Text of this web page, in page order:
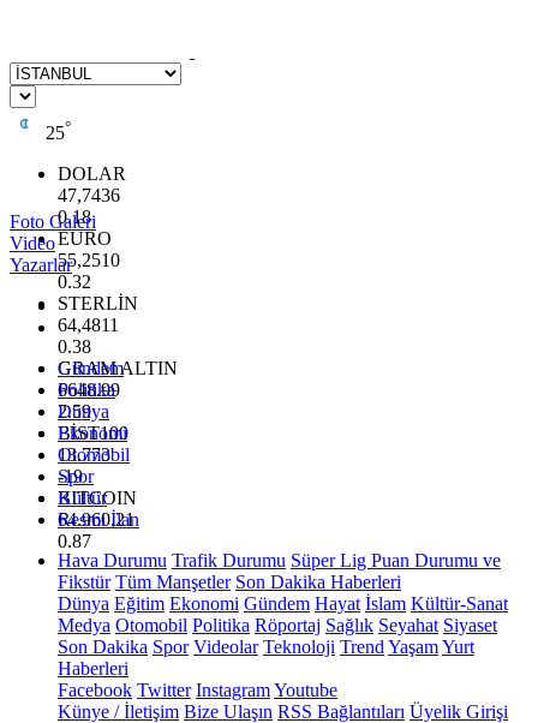
25°
DOLAR
47,7436
0.18
EURO
55,2510
0.32
STERLİN
64,4811
0.38
GRAM ALTIN
6648.99
2.59
BİST100
13.773
-19
BITCOIN
64.960,21
0.87
Foto Galeri
Video
Yazarlar
Gündem
Politika
Dünya
Ekonomi
Otomobil
Spor
Kültür
Resmi İlan
Hava Durumu Trafik Durumu Süper Lig Puan Durumu ve
Fikstür Tüm Manşetler Son Dakika Haberleri
Dünya Eğitim Ekonomi Gündem Hayat İslam Kültür-Sanat
Medya Otomobil Politika Röportaj Sağlık Seyahat Siyaset
Son Dakika Spor Videolar Teknoloji Trend YaşamYurt
Haberleri
Facebook Twitter InstagramYoutube
Künye / İletişim Bize Ulaşın RSS Bağlantıları Üyelik Girişi